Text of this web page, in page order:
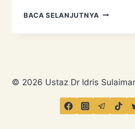
BACA SELANJUTNYA JOM
KITAB
© 2026 Ustaz Dr Idris